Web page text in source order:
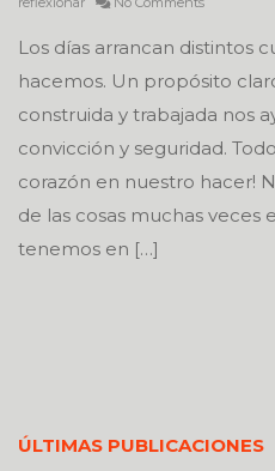
Los días arrancan distintos
hacemos. Un propósito
construida y trabajada nos
convicción y seguridad.
corazón en nuestro hacer!
de las cosas muchas
tenemos en […]
ÚLTIMAS PUBLICACIONES